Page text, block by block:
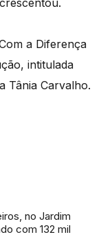
a Diferença
intitulada
Tânia Carvalho.
no Jardim
com 132 mil